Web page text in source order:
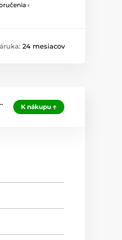
›
24 mesiacov
K nákupu